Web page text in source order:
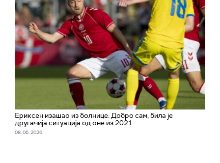
Ериксен изашао из болнице: Добро сам, била је
другачија ситуација од оне из 2021.
08. 06. 2026.